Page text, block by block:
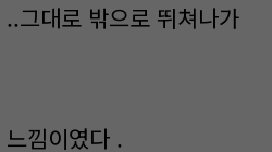
그대로 밖으로 뛰쳐나가
낌이였다 .